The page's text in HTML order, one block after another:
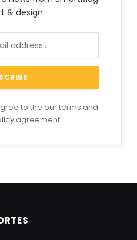
& design.
to the our terms and
agreement.